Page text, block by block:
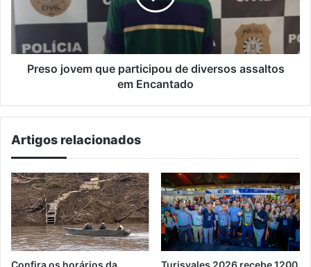
diversos
assaltos
Encantado
Preso jovem que participou de diversos assaltos
em Encantado
Artigos relacionados
Confira os horários da Turisvales 2026 recebe 1200